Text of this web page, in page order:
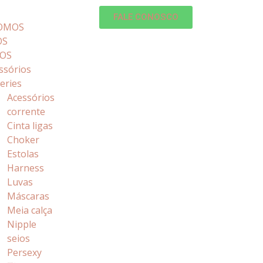
Acessórios
corrente
Cinta ligas
Choker
Estolas
Harness
Luvas
Máscaras
Meia calça
Nipple
seios
Persexy
FALE CONOSCO